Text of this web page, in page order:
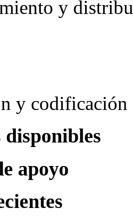
y
y codificación
disponibles
apoyo